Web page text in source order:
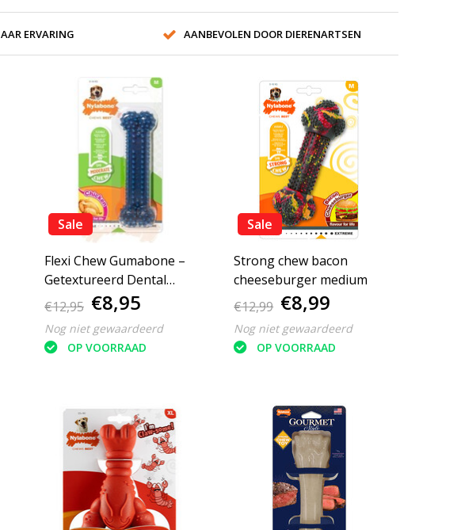
ERVARING AANBEVOLEN DOOR DIERENARTSEN
Sale
Flexi Chew Gumabone –
Getextureerd Dental
Kauwbot M
€12,95 €8,95
Nog niet gewaardeerd
OP VOORRAAD
Sale
Strong chew bacon
cheeseburger medium
€12,99 €8,99
Nog niet gewaardeerd
OP VOORRAAD